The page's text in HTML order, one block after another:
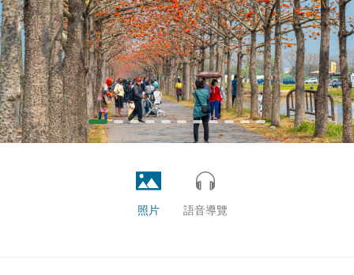
照片 語音導覽